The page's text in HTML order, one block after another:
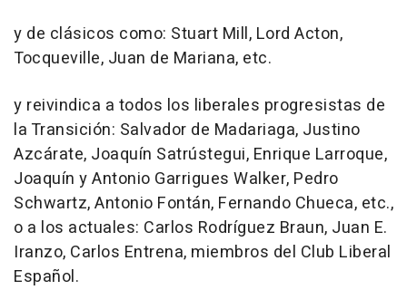
y de clásicos como: Stuart Mill, Lord Acton,
Tocqueville, Juan de Mariana, etc.
y reivindica a todos los liberales progresistas de
la Transición: Salvador de Madariaga, Justino
Azcárate, Joaquín Satrústegui, Enrique Larroque,
Joaquín y Antonio Garrigues Walker, Pedro
Schwartz, Antonio Fontán, Fernando Chueca, etc.,
o a los actuales: Carlos Rodríguez Braun, Juan E.
Iranzo, Carlos Entrena, miembros del Club Liberal
Español.